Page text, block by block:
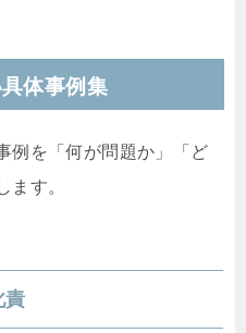
体事例集
例を「何が問題か」「ど
ます。
責